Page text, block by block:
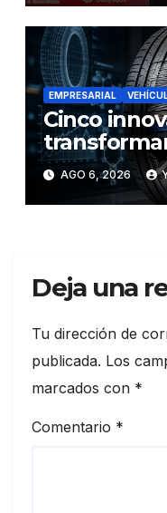
EMPRESARIAL
Cinco
los
futuro de
AGO 6, 2026
Deja una
Tu dirección de
publicada. Los
marcados con *
Comentario *